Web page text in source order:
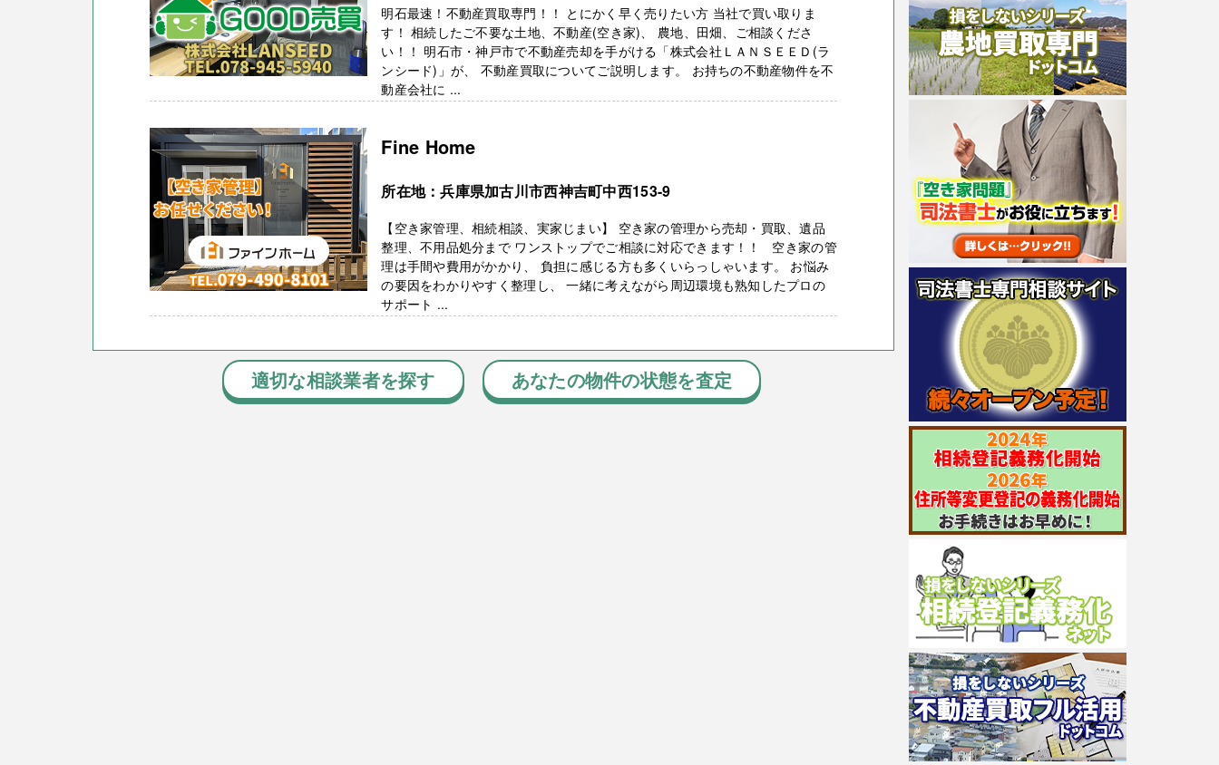
明石最速！不動産買取専門！！ とにかく早く売りたい方 当社で買い取りま
す！ 相続したご不要な土地、不動産(空き家)、 農地、田畑、ご相談くださ
い！！ 明石市・神戸市で不動産売却を手がける「株式会社ＬＡＮＳＥＥＤ(ラ
ンシード)」が、 不動産買取についてご説明します。 お持ちの不動産物件を不
動産会社に ...
Fine Home
所在地：兵庫県加古川市西神吉町中西153-9
【空き家管理、相続相談、実家じまい】 空き家の管理から売却・買取、遺品
整理、不用品処分まで ワンストップでご相談に対応できます！！ 空き家の管
理は手間や費用がかかり、 負担に感じる方も多くいらっしゃいます。 お悩み
の要因をわかりやすく整理し、 一緒に考えながら周辺環境も熟知したプロの
サポート ...
適切な相談業者を探す あなたの物件の状態を査定